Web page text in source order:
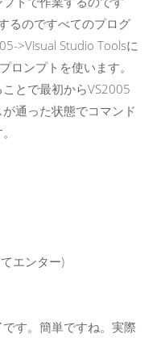
るのですべてのプログ
>Visual Studio Toolsに
ロンプトを使います。
とで最初からVS2005
通った状態でコマンド
エンター)
す。簡単ですね。実際